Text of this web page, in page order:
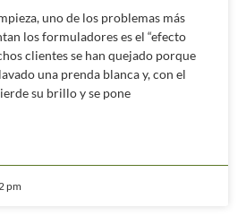
uno de los problemas más
los formuladores es el “efecto
clientes se han quejado porque
una prenda blanca y, con el
su brillo y se pone
pm